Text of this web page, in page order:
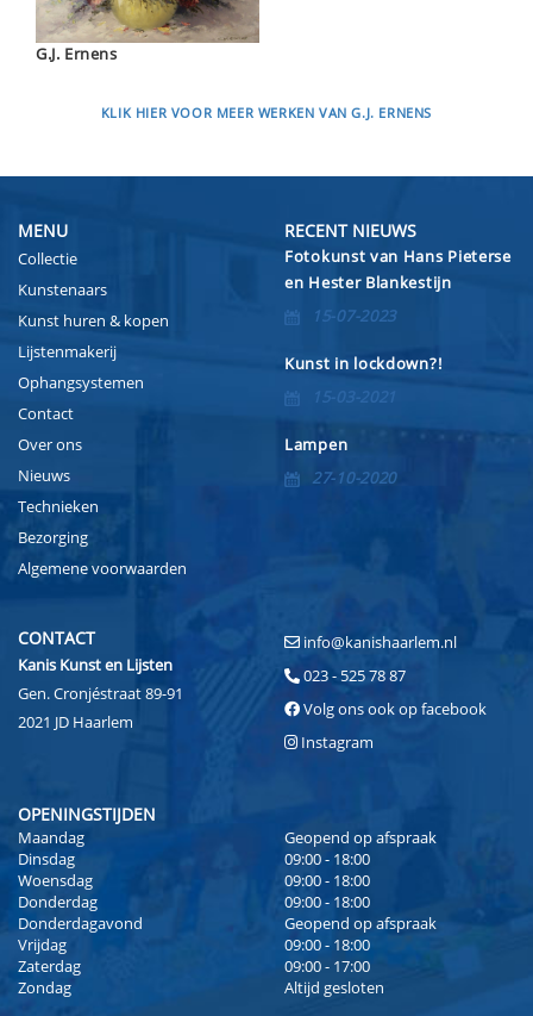
G.J. Ernens
KLIK HIER VOOR MEER WERKEN VAN G.J. ERNENS
MENU
Collectie
Kunstenaars
Kunst huren & kopen
Lijstenmakerij
Ophangsystemen
Contact
Over ons
Nieuws
Technieken
Bezorging
Algemene voorwaarden
RECENT NIEUWS
Fotokunst van Hans Pieterse
en Hester Blankestijn
15-07-2023
Kunst in lockdown?!
15-03-2021
Lampen
27-10-2020
CONTACT
Kanis Kunst en Lijsten
Gen. Cronjéstraat 89-91
2021 JD Haarlem
info@kanishaarlem.nl
023 - 525 78 87
Volg ons ook op facebook
Instagram
OPENINGSTIJDEN
Maandag
Geopend op afspraak
Dinsdag
09:00 - 18:00
Woensdag
09:00 - 18:00
Donderdag
09:00 - 18:00
Donderdagavond
Geopend op afspraak
Vrijdag
09:00 - 18:00
Zaterdag
09:00 - 17:00
Zondag
Altijd gesloten